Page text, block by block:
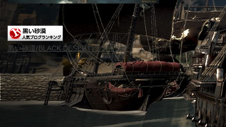
＿( _´ω`)_ﾍﾟｼｮ
黒い砂漠(BLACK DESERT)ランキング
スポンサーリンク